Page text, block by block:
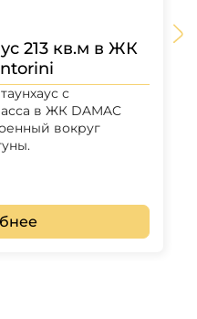
213 кв.м в ЖК
с
в ЖК DAMAC
вокруг